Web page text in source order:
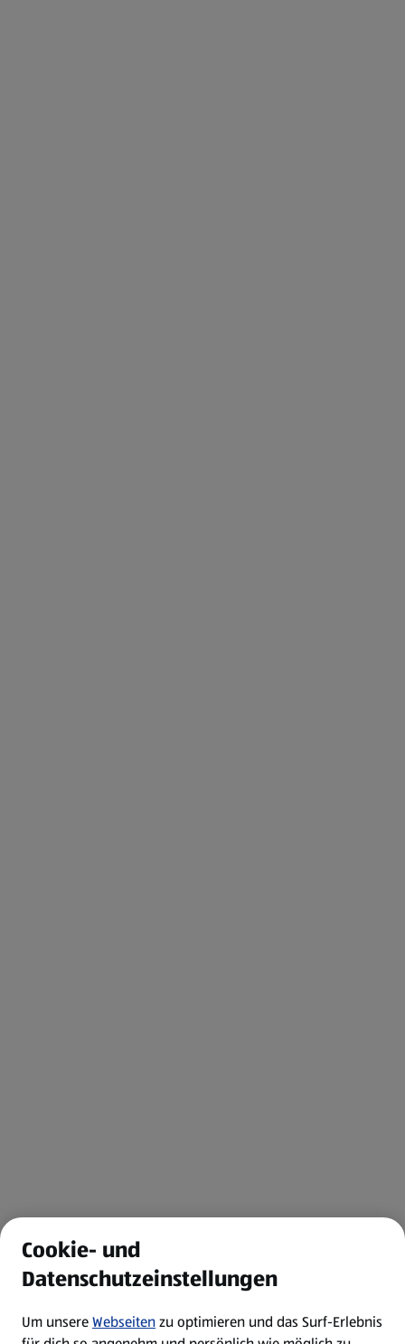
Cookie- und
Datenschutzeinstellungen
Um unsereWebseitenzu optimieren und das Surf-Erlebnis